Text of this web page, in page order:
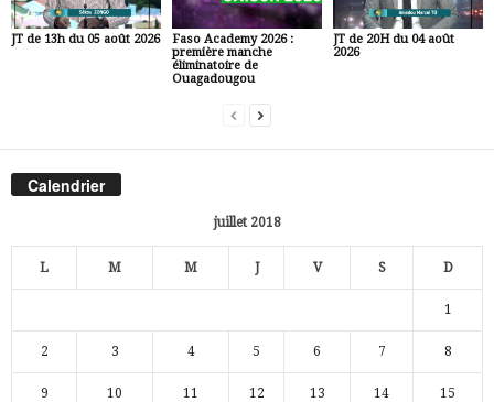
JT de 13h du 05 août 2026
Faso Academy 2026 :
première manche
éliminatoire de
Ouagadougou
JT de 20H du 04 août
2026
Calendrier
juillet 2018
L M M J V S D
1
2 3 4 5 6 7 8
9 10 11 12 13 14 15